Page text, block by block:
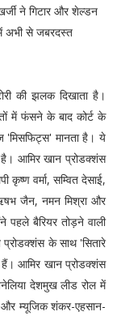
ने गिटार और शेल्डन
अभी से जबरदस्त
की झलक दिखाता है।
में फंसने के बाद कोर्ट के
'मिसफिट्स' मानता है। ये
आमिर खान प्रोडक्शंस
कृष्ण वर्मा, सम्वित देसाई,
जैन, नमन मिश्रा और
पहले बैरियर तोड़ने वाली
के साथ 'सितारे
आमिर खान प्रोडक्शंस
देशमुख लीड रोल में
म्यूजिक शंकर-एहसान-